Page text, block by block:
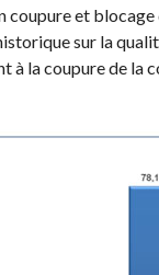
coupure et
sur la
à la coupure de